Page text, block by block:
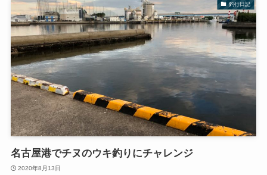
釣行日記
名古屋港でチヌのウキ釣りにチャレンジ
2020年8月13日